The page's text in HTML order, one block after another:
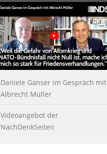
Daniele Ganser im Gespräch mit
Albrecht Müller
Videoangebot der
NachDenkSeiten